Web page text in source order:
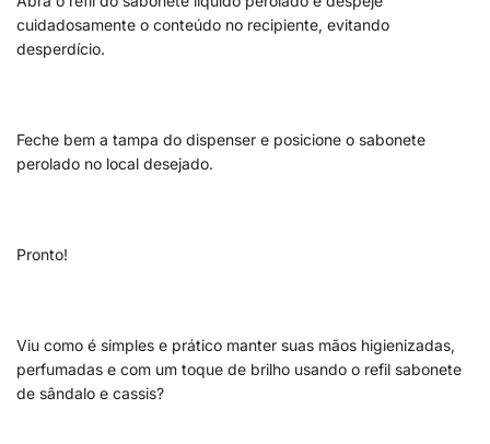
cuidadosamente o conteúdo no recipiente, evitando
desperdício.
Feche bem a tampa do dispenser e posicione o sabonete
perolado no local desejado.
Pronto!
Viu como é simples e prático manter suas mãos higienizadas,
perfumadas e com um toque de brilho usando o refil sabonete
de sândalo e cassis?